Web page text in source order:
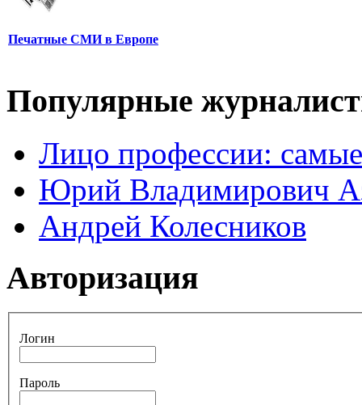
Печатные СМИ в Европе
Популярные
Лицо профессии:
Юрий Владимирович
Андрей Колесников
Авторизация
Логин
Пароль